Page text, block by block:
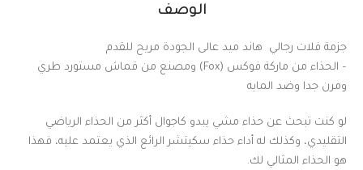
الوصف
جزمة فلات رجالي هاند ميد عالى الجودة مريح للقدم
– الحذاء من ماركة فوكس (Fox) ومصنع من قماش مستورد طري
ومرن جدا وضد المايه
لو كنت تبحث عن حذاء مشي يبدو كاجوال أكثر من الحذاء الرياضي
التقليدي، وكذلك له أداء حذاء سكيتشر الرائع الذي يعتمد عليه، فهذا
هو الحذاء المثالي لك.